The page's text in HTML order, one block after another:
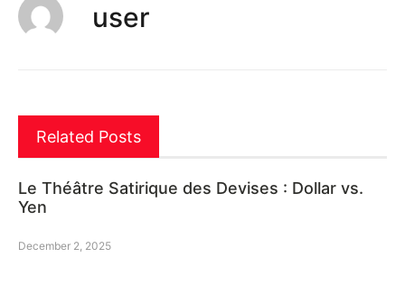
user
Related Posts
Le Théâtre Satirique des Devises : Dollar vs.
Yen
December 2, 2025